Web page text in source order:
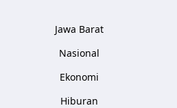
Jawa Barat
Nasional
Ekonomi
Hiburan